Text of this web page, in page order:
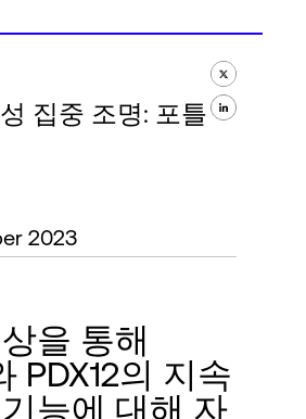
집중 조명: 포틀
2023
을 통해
PDX12의 지속
능에 대해 자